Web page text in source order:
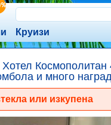
Круизи
и много
или изкупена